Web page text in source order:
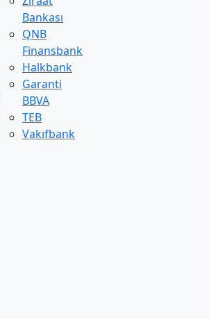
Bankası
QNB
Finansbank
Halkbank
Garanti
BBVA
TEB
Vakıfbank